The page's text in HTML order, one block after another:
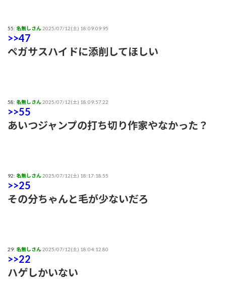
55: 名無しさん2025/07/12(土) 18:09:09.95
>>47
ペガサスハイドに添削してほしい
58: 名無しさん2025/07/12(土) 18:09:57.22
>>55
あいつジャンプの打ち切り作家やなかった？
92: 名無しさん2025/07/12(土) 18:17:18.55
>>25
その分ちゃんと毛が少ないだろ
29: 名無しさん2025/07/12(土) 18:04:12.80
>>22
ハゲしかいない